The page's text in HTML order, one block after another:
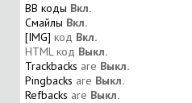
BB коды Вкл.
Смайлы Вкл.
[IMG] код Вкл.
HTML код Выкл.
Trackbacks are Выкл.
Pingbacks are Выкл.
Refbacks are Выкл.